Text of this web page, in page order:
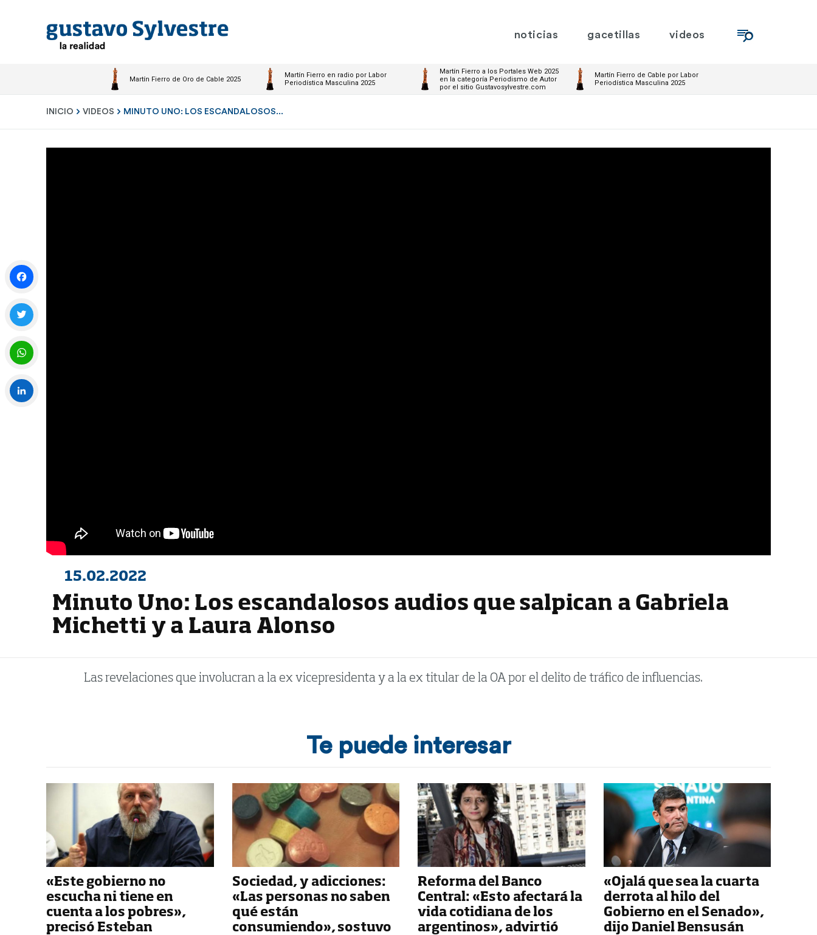
noticias gacetillas videos
Martín Fierro de Oro de Cable 2025
Martín Fierro en radio por Labor
Periodística Masculina 2025
Martín Fierro a los Portales Web 2025
en la categoría Periodismo de Autor
por el sitio Gustavosylvestre.com
Martín Fierro de Cable por Labor
Periodística Masculina 2025
INICIO VIDEOS MINUTO UNO: LOS ESCANDALOSOS...
15.02.2022
Minuto Uno: Los escandalosos audios que salpican a Gabriela
Michetti y a Laura Alonso
Las revelaciones que involucran a la ex vicepresidenta y a la ex titular de la OA por el delito de tráfico de influencias.
Te puede interesar
«Este gobierno no
escucha ni tiene en
cuenta a los pobres»,
precisó Esteban
Sociedad, y adicciones:
«Las personas no saben
qué están
consumiendo», sostuvo
Reforma del Banco
Central: «Esto afectará la
vida cotidiana de los
argentinos», advirtió
«Ojalá que sea la cuarta
derrota al hilo del
Gobierno en el Senado»,
dijo Daniel Bensusán
Facebook
Twitter
WhatsApp